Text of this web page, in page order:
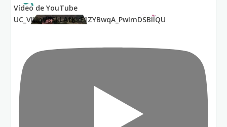
Vídeo de YouTube
UC_VIUnVRSkLAfKkF1ZYBwqA_PwImDSBllQU